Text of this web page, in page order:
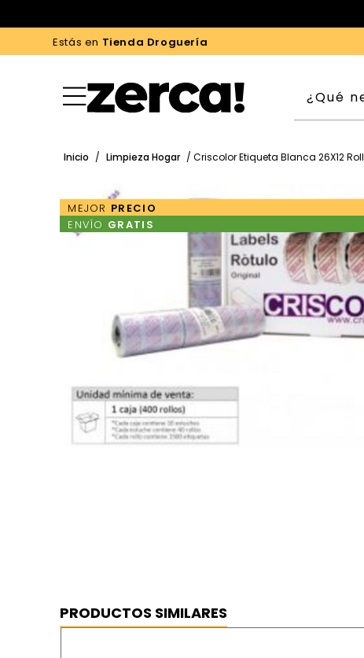
Estás en Tienda Droguería
Inicio / Limpieza Hogar / Criscolor Etiqueta Blanca 26X12
MEJOR PRECIO
ENVÍO GRATIS
PRODUCTOS SIMILARES